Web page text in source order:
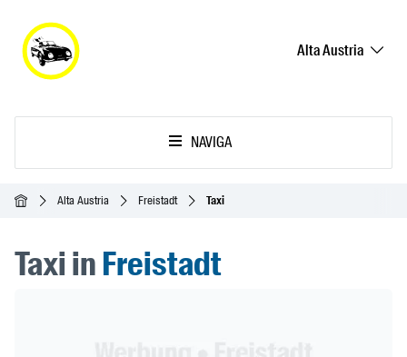
Alta Austria
NAVIGA
Home Alta Austria Freistadt Taxi
Taxi inFreistadt